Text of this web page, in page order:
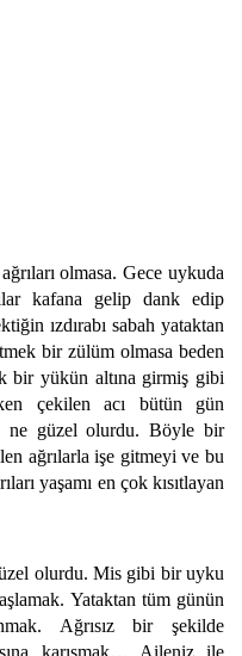
olmasa. Gece uykuda
kafana gelip dank edip
ızdırabı sabah yataktan
bir zülüm olmasa beden
bir yükün altına girmiş gibi
çekilen acı bütün gün
ne güzel olurdu. Böyle bir
ağrılarla işe gitmeyi ve bu
yaşamı en çok kısıtlayan
olurdu. Mis gibi bir uyku
Yataktan tüm günün
Ağrısız bir şekilde
karışmak… Aileniz ile